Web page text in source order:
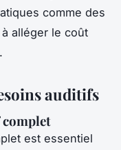
comme des
alléger le coût
auditifs
est essentiel